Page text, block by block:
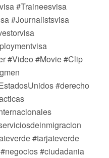
#Traineesvisa
#Journalistsvisa
#Video #Movie #Clip
#derecho
#tarjateverde
#ciudadania